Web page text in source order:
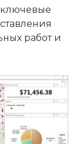
работ и